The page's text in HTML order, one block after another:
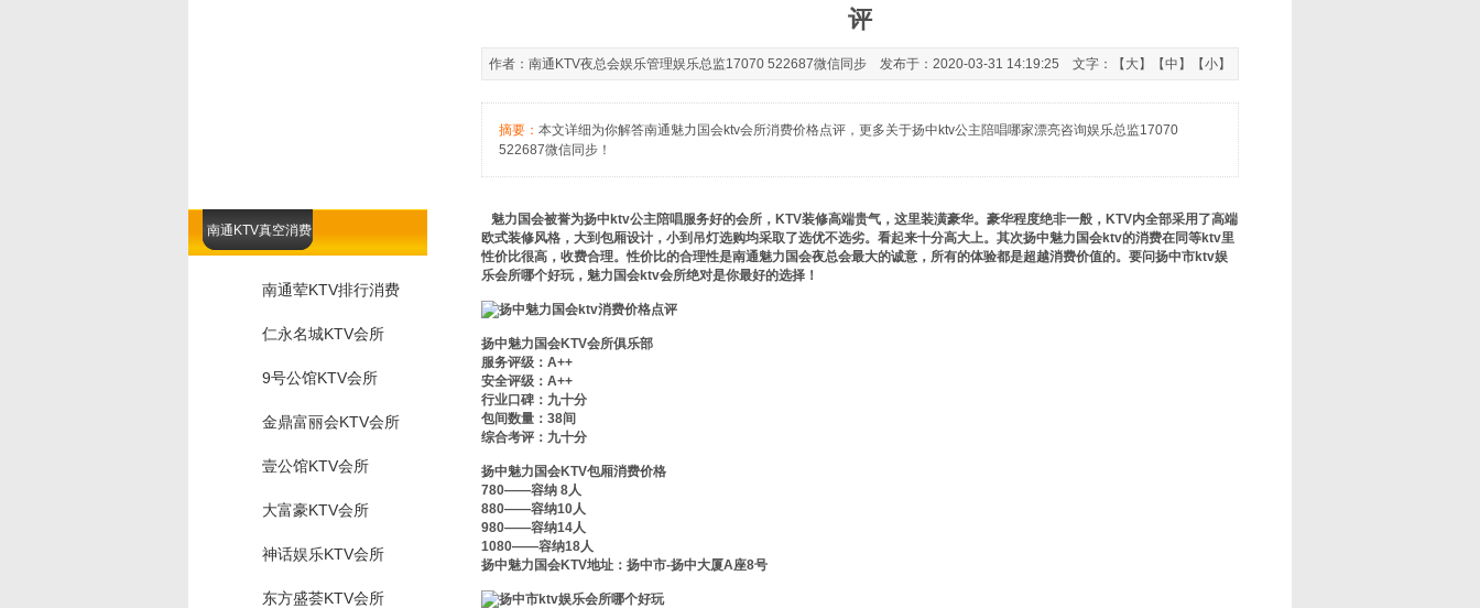
南通KTV真空消费
南通荤KTV排行消费
仁永名城KTV会所
9号公馆KTV会所
金鼎富丽会KTV会所
壹公馆KTV会所
大富豪KTV会所
神话娱乐KTV会所
东方盛荟KTV会所
评
作者：南通KTV夜总会娱乐管理娱乐总监17070 522687微信同步 发布于：2020-03-31 14:19:25 文字：【 大】【中 】【小】
摘要： 本文详细为你解答南通魅力国会ktv会所消费价格点评，更多关于扬中ktv公主陪唱哪家漂亮咨询娱乐总监17070
522687微信同步！
魅力国会被誉为扬中ktv公主陪唱服务好的会所，KTV装修高端贵气，这里装潢豪华。豪华程度绝非一般，KTV内全部采用了高端
欧式装修风格，大到包厢设计，小到吊灯选购均采取了选优不选劣。看起来十分高大上。其次扬中魅力国会ktv的消费在同等ktv里
性价比很高，收费合理。性价比的合理性是南通魅力国会夜总会最大的诚意，所有的体验都是超越消费价值的。要问扬中市ktv娱
乐会所哪个好玩，魅力国会ktv会所绝对是你最好的选择！
扬中魅力国会KTV会所俱乐部
服务评级：A++
安全评级：A++
行业口碑：九十分
包间数量：38间
综合考评：九十分
扬中魅力国会KTV包厢消费价格
780——容纳 8人
880——容纳10人
980——容纳14人
1080——容纳18人
扬中魅力国会KTV地址：扬中市-扬中大厦A座8号